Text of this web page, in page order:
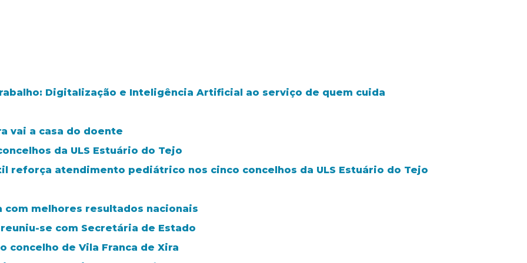
Digitalização e Inteligência Artificial ao serviço de quem cuida
vai a casa do doente
da ULS Estuário do Tejo
reforça atendimento pediátrico nos cinco concelhos da ULS Estuário do Tejo
com melhores resultados nacionais
se com Secretária de Estado
concelho de Vila Franca de Xira